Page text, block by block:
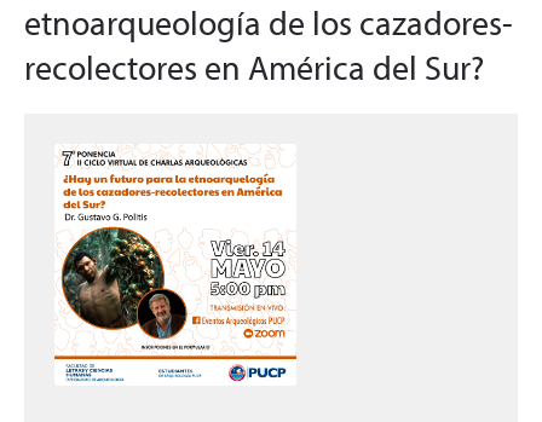
etnoarqueología de los cazadores-
recolectores en América del Sur?